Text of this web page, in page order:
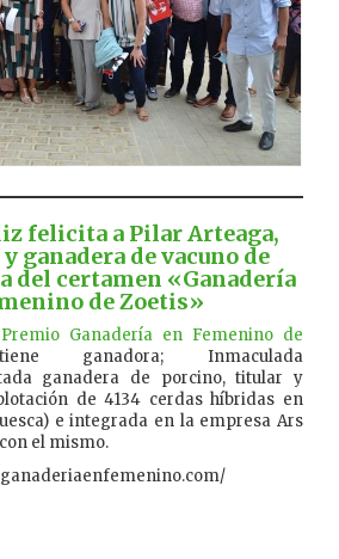
felicita a Pilar Arteaga,
ganadera de vacuno de
del certamen «Ganadería
de Zoetis»
Premio Ganadería en Femenino de
ganadora; Inmaculada
ganadera de porcino, titular y
de 4134 cerdas híbridas en
e integrada en la empresa Ars
el mismo.